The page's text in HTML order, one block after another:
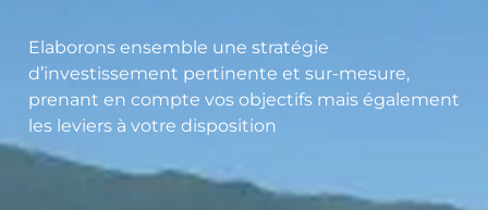
Elaborons ensemble une stratégie
d’investissement pertinente et sur-mesure,
prenant en compte vos objectifs mais également
les leviers à votre disposition